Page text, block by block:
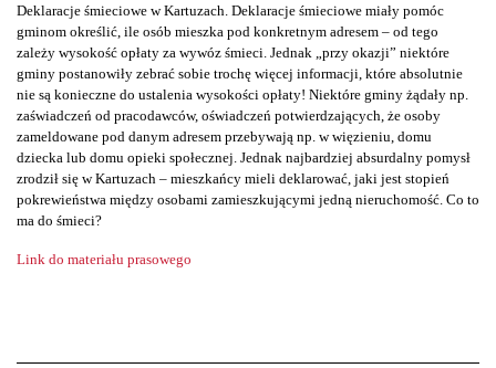
Deklaracje śmieciowe w Kartuzach. Deklaracje śmieciowe miały pomóc
gminom określić, ile osób mieszka pod konkretnym adresem – od tego
zależy wysokość opłaty za wywóz śmieci. Jednak „przy okazji” niektóre
gminy postanowiły zebrać sobie trochę więcej informacji, które absolutnie
nie są konieczne do ustalenia wysokości opłaty! Niektóre gminy żądały np.
zaświadczeń od pracodawców, oświadczeń potwierdzających, że osoby
zameldowane pod danym adresem przebywają np. w więzieniu, domu
dziecka lub domu opieki społecznej. Jednak najbardziej absurdalny pomysł
zrodził się w Kartuzach – mieszkańcy mieli deklarować, jaki jest stopień
pokrewieństwa między osobami zamieszkującymi jedną nieruchomość. Co to
ma do śmieci?
Link do materiału prasowego